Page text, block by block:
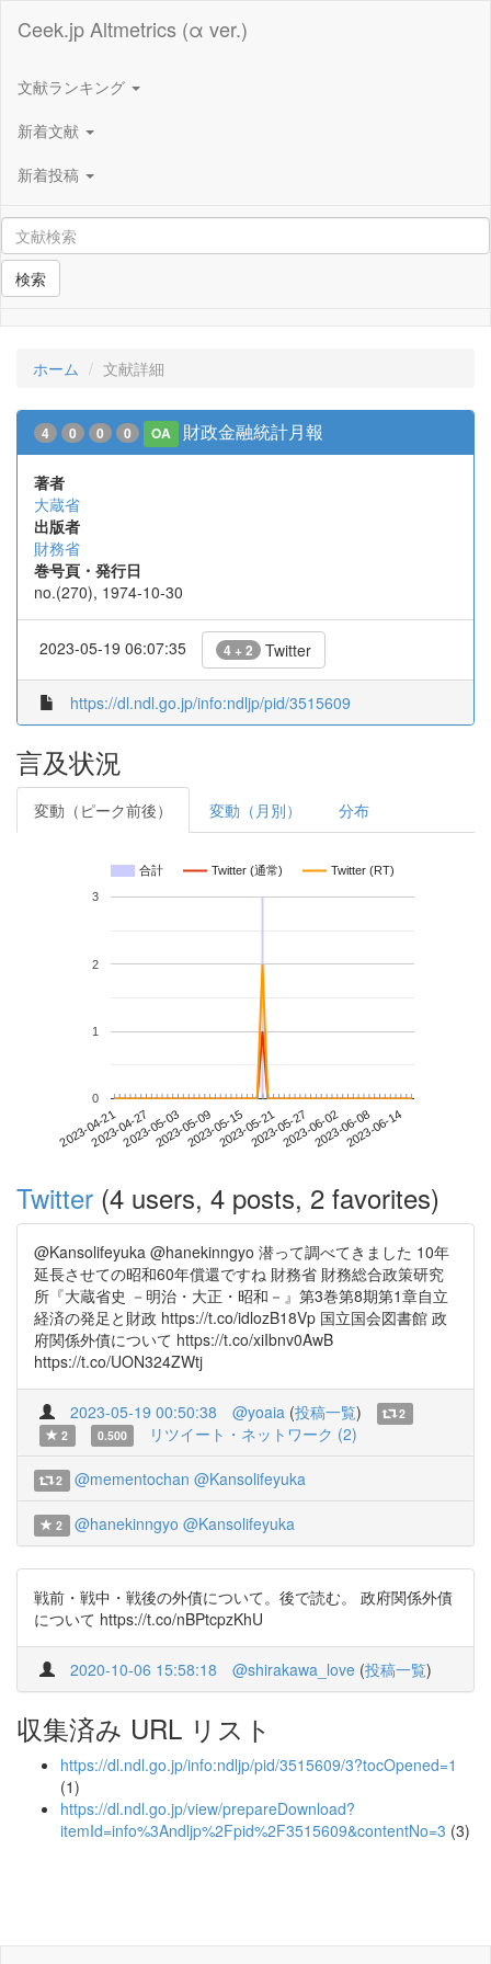
Ceek.jp Altmetrics (α ver.)
文献ランキング
新着文献
新着投稿
検索
ホーム 文献詳細
4 0 0 0 OA 財政金融統計月報
著者
大蔵省
出版者
財務省
巻号頁・発行日
no.(270), 1974-10-30
2023-05-19 06:07:35 4 + 2 Twitter
https://dl.ndl.go.jp/info:ndljp/pid/3515609
言及状況
変動（ピーク前後） 変動（月別） 分布
合計 Twitter (通常) Twitter (RT)
2023-04-212023-04-272023-05-032023-05-092023-05-152023-05-212023-05-272023-06-022023-06-082023-06-14
0
1
2
3
Twitter (4 users, 4 posts, 2 favorites)
@Kansolifeyuka @hanekinngyo 潜って調べてきました 10年
延長させての昭和60年償還ですね 財務省 財務総合政策研究
所『大蔵省史 －明治・大正・昭和－』第3巻第8期第1章自立
経済の発足と財政 https://t.co/idlozB18Vp 国立国会図書館 政
府関係外債について https://t.co/xiIbnv0AwB
https://t.co/UON324ZWtj
2023-05-19 00:50:38 @yoaia (投稿一覧)
2
2
0.500 リツイート・ネットワーク (2)
2 @mementochan @Kansolifeyuka
2 @hanekinngyo @Kansolifeyuka
戦前・戦中・戦後の外債について。後で読む。 政府関係外債
について https://t.co/nBPtcpzKhU
2020-10-06 15:58:18 @shirakawa_love (投稿一覧)
収集済み URL リスト
https://dl.ndl.go.jp/info:ndljp/pid/3515609/3?tocOpened=1
(1)
https://dl.ndl.go.jp/view/prepareDownload?
itemId=info%3Andljp%2Fpid%2F3515609&contentNo=3 (3)